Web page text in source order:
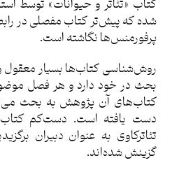
کتاب «تئاتر و حیوانات» توسط
شده که پیش‌تر کتاب مفصلی در
پرفورمنس‌ها نگاشته است.
روش‌شناسی کتاب‌ها بسیار معقول و
بحث در خود دارد و هر فصل
کتاب‌های آن پژوهش به بحث
دست یافته است. دست‌کم
تئاترکاوی به عنوان دبیران
گزینش شده‌اند.